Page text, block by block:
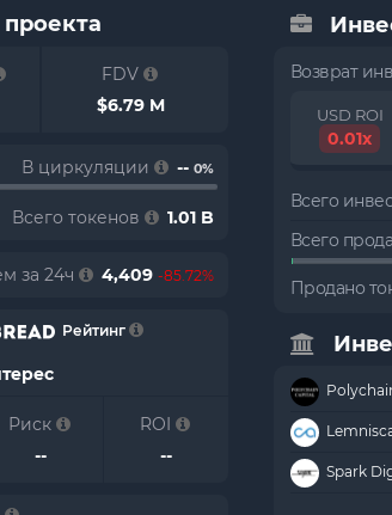
FDV
$6.79 M
В циркуляции -- 0%
Всего токенов 1.01 B
за 24ч 4,409 -85.72%
Рейтинг
Риск
--
ROI
--
Возврат
USD ROI
0.01x
Всего
Всего
Продано
Spark